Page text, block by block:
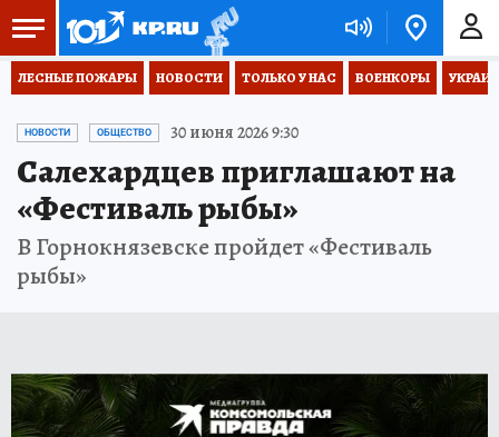
ЛЕСНЫЕ ПОЖАРЫ НОВОСТИ ТОЛЬКО У НАС ВОЕНКОРЫ
НОВОСТИ ОБЩЕСТВО 30 июня 2026 9:30
Салехардцев приглашают на
«Фестиваль рыбы»
В Горнокнязевске пройдет «Фестиваль
рыбы»